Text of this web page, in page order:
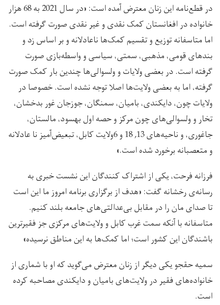
در قطع‌نامه این زنان معترض آمده است: «در سال 2021 به 68 هزار
خانواده در افغانستان کمک نقدی و غیر نقدی صورت گرفته است.
اما متاسفانه توزیع و تقسیم کمک‌ها ناعادلانه و بر اساس زد و
بند‌های قومی‌، مذهبی، سمتی، سیاسی و واسطه‌بازی صورت
گرفته است. در بعضی ولایات و ولسوالی‌ها چندین بار کمک صورت
گرفته، اما به بعضی ولایت‌ها اصلا توجه نشده است. خصوصا در
ولایات چون، دایکندی، بامیان، سمنگان، جوزجان غور بدخشان،
تخار و ولسوالی‌های چون مرکز و حصه اول بهسود، مالستان،
جاغوری، و ناحیه‌های 13, 18 و 6ولایت کابل، تبعیض‌آمیز نا عادلانه
و متعصبانه برخورد شده است.»
فرزانه فرحت، یکی از اشتراک کنندگان این نشست خبری به
رسانه‌ی رخشانه گفت: «هدف از برگزاری برنامه امروز ما این است
تا صدای مان را در مقابل بی‌عدالتی‌های جامعه بلند کنیم.
متاسفانه با آنکه سمت غرب کابل و ولایت‌های مرکزی جز فقیرترین
باشندگان این کشور است؛ اما کمک‌ها به این مناطق نرسیده»
سمیه حقجو یکی دیگر از زنان معترض می‌گوید که او با شماری از
خانواده‌های فقیر در ولایت‌های بامیان و دایکندی مصاحبه کرده
است.